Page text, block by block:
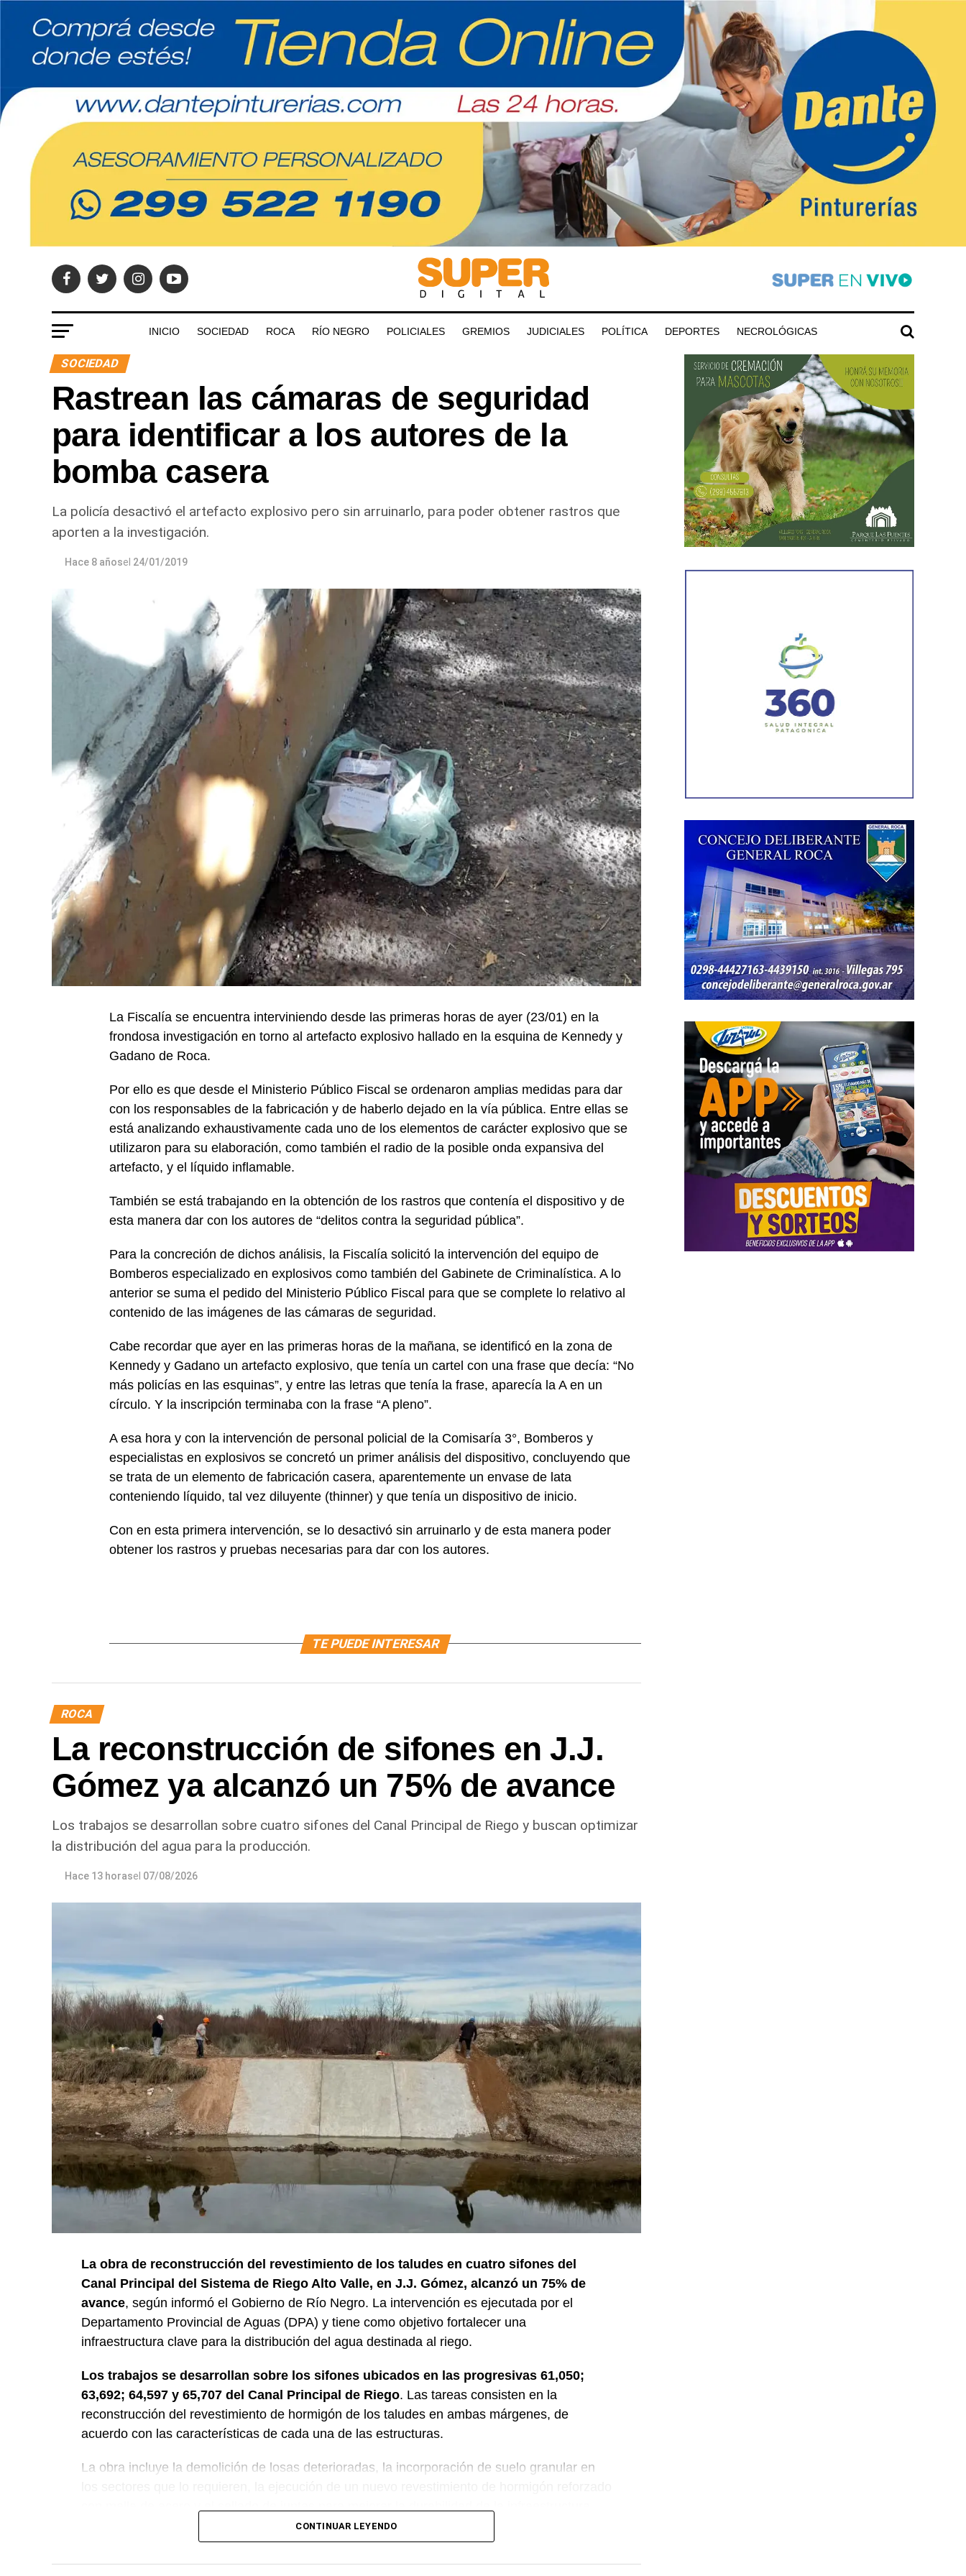
INICIO SOCIEDAD ROCA RÍO NEGRO POLICIALES GREMIOS JUDICIALES POLÍTICA DEPORTES NECROLÓGICAS
SOCIEDAD
Rastrean las cámaras de seguridad
para identificar a los autores de la
bomba casera
La policía desactivó el artefacto explosivo pero sin arruinarlo, para poder obtener rastros que
aporten a la investigación.
Hace 8 añosel 24/01/2019
La Fiscalía se encuentra interviniendo desde las primeras horas de ayer (23/01) en la
frondosa investigación en torno al artefacto explosivo hallado en la esquina de Kennedy y
Gadano de Roca.
Por ello es que desde el Ministerio Público Fiscal se ordenaron amplias medidas para dar
con los responsables de la fabricación y de haberlo dejado en la vía pública. Entre ellas se
está analizando exhaustivamente cada uno de los elementos de carácter explosivo que se
utilizaron para su elaboración, como también el radio de la posible onda expansiva del
artefacto, y el líquido inflamable.
También se está trabajando en la obtención de los rastros que contenía el dispositivo y de
esta manera dar con los autores de “delitos contra la seguridad pública”.
Para la concreción de dichos análisis, la Fiscalía solicitó la intervención del equipo de
Bomberos especializado en explosivos como también del Gabinete de Criminalística. A lo
anterior se suma el pedido del Ministerio Público Fiscal para que se complete lo relativo al
contenido de las imágenes de las cámaras de seguridad.
Cabe recordar que ayer en las primeras horas de la mañana, se identificó en la zona de
Kennedy y Gadano un artefacto explosivo, que tenía un cartel con una frase que decía: “No
más policías en las esquinas”, y entre las letras que tenía la frase, aparecía la A en un
círculo. Y la inscripción terminaba con la frase “A pleno”.
A esa hora y con la intervención de personal policial de la Comisaría 3°, Bomberos y
especialistas en explosivos se concretó un primer análisis del dispositivo, concluyendo que
se trata de un elemento de fabricación casera, aparentemente un envase de lata
conteniendo líquido, tal vez diluyente (thinner) y que tenía un dispositivo de inicio.
Con en esta primera intervención, se lo desactivó sin arruinarlo y de esta manera poder
obtener los rastros y pruebas necesarias para dar con los autores.
TE PUEDE INTERESAR
ROCA
La reconstrucción de sifones en J.J.
Gómez ya alcanzó un 75% de avance
Los trabajos se desarrollan sobre cuatro sifones del Canal Principal de Riego y buscan optimizar
la distribución del agua para la producción.
Hace 13 horasel 07/08/2026
La obra de reconstrucción del revestimiento de los taludes en cuatro sifones del
Canal Principal del Sistema de Riego Alto Valle, en J.J. Gómez, alcanzó un 75% de
avance, según informó el Gobierno de Río Negro. La intervención es ejecutada por el
Departamento Provincial de Aguas (DPA) y tiene como objetivo fortalecer una
infraestructura clave para la distribución del agua destinada al riego.
Los trabajos se desarrollan sobre los sifones ubicados en las progresivas 61,050;
63,692; 64,597 y 65,707 del Canal Principal de Riego. Las tareas consisten en la
reconstrucción del revestimiento de hormigón de los taludes en ambas márgenes, de
acuerdo con las características de cada una de las estructuras.
La obra incluye la demolición de losas deterioradas, la incorporación de suelo granular en
Desde el DPA destacaron que esta intervención forma parte del plan de mantenimiento y
CONTINUAR LEYENDO